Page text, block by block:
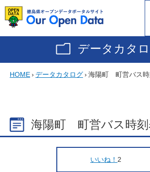
データカタ
HOME› データカタログ› 海陽町 町営バス時
海陽町 町営バス時刻
いいね！ 2